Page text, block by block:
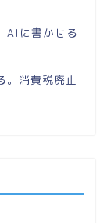
AIに書かせる
。消費税廃止